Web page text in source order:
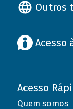
Outros
Acesso
Acesso
Quem somos